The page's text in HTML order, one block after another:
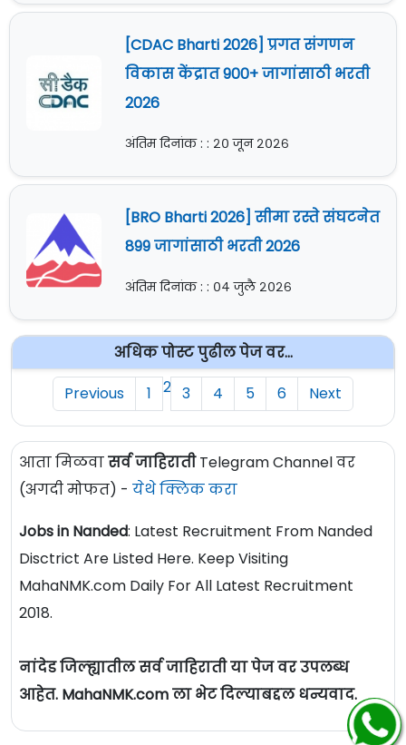
[CDAC Bharti 2026] प्रगत संगणन
विकास केंद्रात 900+ जागांसाठी भरती
2026
अंतिम दिनांक : : २० जून २०२६
[BRO Bharti 2026] सीमा रस्ते संघटनेत
899 जागांसाठी भरती 2026
अंतिम दिनांक : : ०४ जुलै २०२६
अधिक पोस्ट पुढील पेज वर...
Previous
1 2 3 4 5 6 Next
आता मिळवासर्व जाहिरातीTelegram Channel वर
(अगदी मोफत) - येथे क्लिक करा
Jobs in Nanded: Latest Recruitment From Nanded
Disctrict Are Listed Here. Keep Visiting
MahaNMK.com Daily For All Latest Recruitment
2018.
नांदेड जिल्ह्यातील सर्व जाहिराती या पेज वर उपलब्ध
आहेत. MahaNMK.com ला भेट दिल्याबद्दल धन्यवाद.